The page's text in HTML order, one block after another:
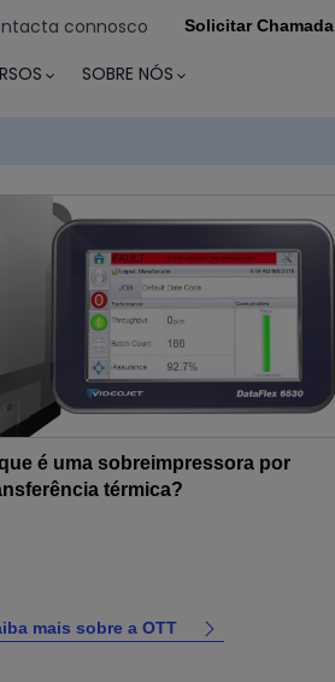
connosco Solicitar Chamada
SOBRE NÓS
é uma sobreimpressora por
térmica?
mais sobre a OTT